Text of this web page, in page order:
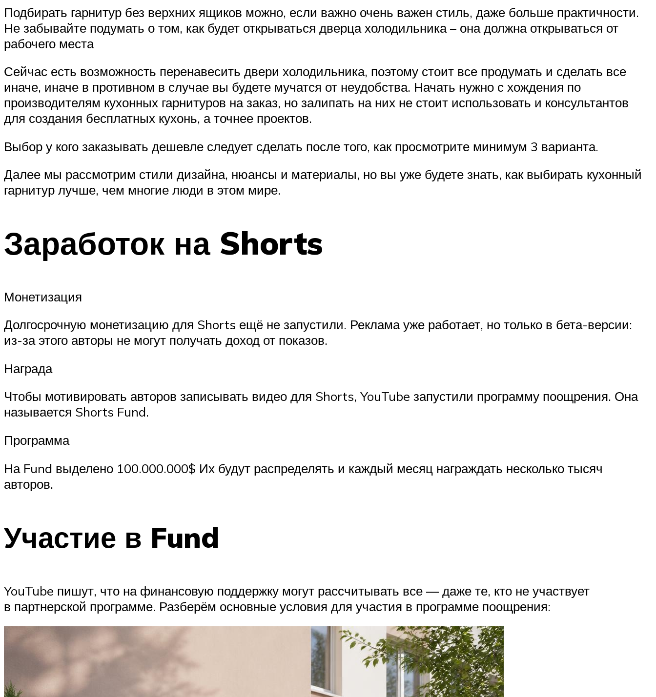
Подбирать гарнитур без верхних ящиков можно, если важно очень важен стиль, даже больше практичности.
Не забывайте подумать о том, как будет открываться дверца холодильника – она должна открываться от
рабочего места
Сейчас есть возможность перенавесить двери холодильника, поэтому стоит все продумать и сделать все
иначе, иначе в противном в случае вы будете мучатся от неудобства. Начать нужно с хождения по
производителям кухонных гарнитуров на заказ, но залипать на них не стоит использовать и консультантов
для создания бесплатных кухонь, а точнее проектов.
Выбор у кого заказывать дешевле следует сделать после того, как просмотрите минимум 3 варианта.
Далее мы рассмотрим стили дизайна, нюансы и материалы, но вы уже будете знать, как выбирать кухонный
гарнитур лучше, чем многие люди в этом мире.
Заработок на Shorts
Монетизация
Долгосрочную монетизацию для Shorts ещё не запустили. Реклама уже работает, но только в бета-версии:
из-за этого авторы не могут получать доход от показов.
Награда
Чтобы мотивировать авторов записывать видео для Shorts, YouTube запустили программу поощрения. Она
называется Shorts Fund.
Программа
На Fund выделено 100.000.000$ Их будут распределять и каждый месяц награждать несколько тысяч
авторов.
Участие в Fund
YouTube пишут, что на финансовую поддержку могут рассчитывать все — даже те, кто не участвует
в партнерской программе. Разберём основные условия для участия в программе поощрения: